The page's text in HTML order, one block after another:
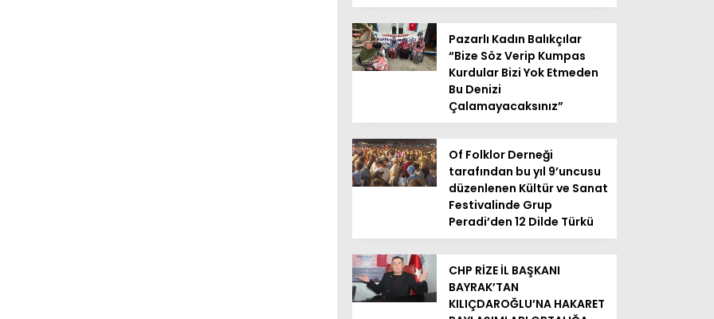
Pazarlı Kadın Balıkçılar
“Bize Söz Verip Kumpas
Kurdular Bizi Yok Etmeden
Bu Denizi
Çalamayacaksınız”
Of Folklor Derneği
tarafından bu yıl 9’uncusu
düzenlenen Kültür ve Sanat
Festivalinde Grup
Peradi’den 12 Dilde Türkü
CHP RİZE İL BAŞKANI
BAYRAK’TAN
KILIÇDAROĞLU’NA HAKARET